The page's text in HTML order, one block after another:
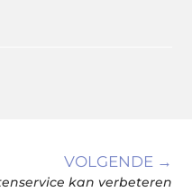
VOLGENDE →
kan verbeteren